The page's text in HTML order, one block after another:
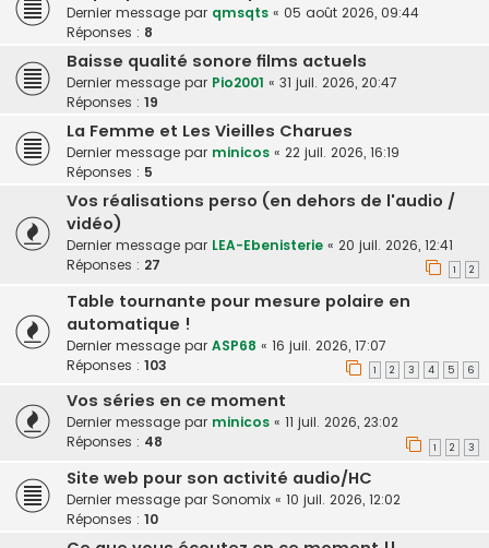
Dernier message par qmsqts « 05 août 2026, 09:44
Réponses : 8
Baisse qualité sonore films actuels
Dernier message par Pio2001 « 31 juil. 2026, 20:47
Réponses : 19
La Femme et Les Vieilles Charues
Dernier message par minicos « 22 juil. 2026, 16:19
Réponses : 5
Vos réalisations perso (en dehors de l'audio /
vidéo)
Dernier message par LEA-Ebenisterie « 20 juil. 2026, 12:41
Réponses : 27 1 2
Table tournante pour mesure polaire en
automatique !
Dernier message par ASP68 « 16 juil. 2026, 17:07
Réponses : 103 1 2 3 4 5 6
Vos séries en ce moment
Dernier message par minicos « 11 juil. 2026, 23:02
Réponses : 48 1 2 3
Site web pour son activité audio/HC
Dernier message par Sonomix « 10 juil. 2026, 12:02
Réponses : 10